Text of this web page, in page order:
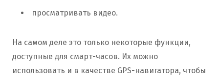
просматривать видео.
На самом деле это только некоторые функции,
доступные для смарт-часов. Их можно
использовать и в качестве GPS-навигатора, чтобы